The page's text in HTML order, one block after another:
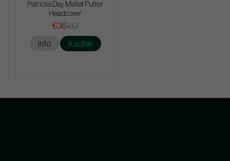
Patricks Day Mallet Putter
Headcover
€36€57
Info Kaufen